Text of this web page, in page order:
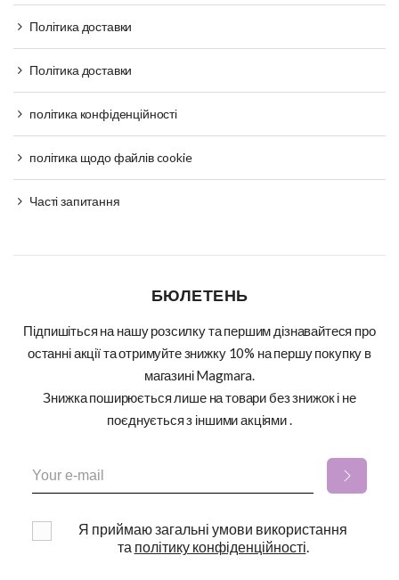
Політика доставки
Політика доставки
політика конфіденційності
політика щодо файлів cookie
Часті запитання
БЮЛЕТЕНЬ
Підпишіться на нашу розсилку та першим дізнавайтеся про
останні акції та отримуйте знижку 10% на першу покупку в
магазині Magmara.
Знижка поширюється лише на товари без знижок і не
поєднується з іншими акціями .
Я приймаю загальні умови використання
та політику конфіденційності.